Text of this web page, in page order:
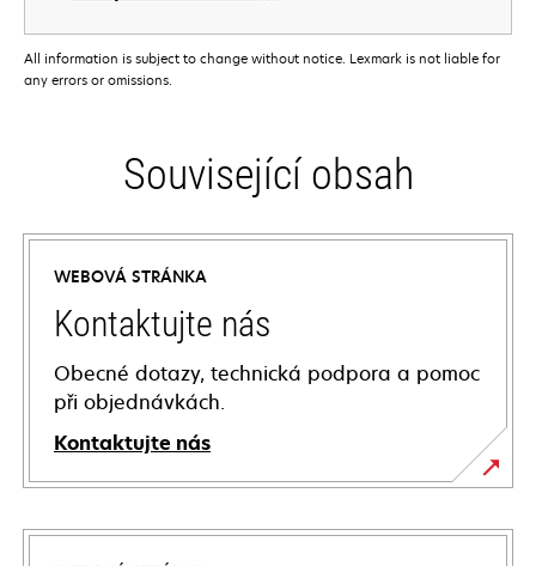
All information is subject to change without notice. Lexmark is not liable for
any errors or omissions.
Související obsah
WEBOVÁ STRÁNKA
Kontaktujte nás
Obecné dotazy, technická podpora a pomoc
při objednávkách.
Kontaktujte nás